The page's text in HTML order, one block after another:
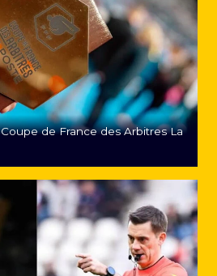
de France des Arbitres La